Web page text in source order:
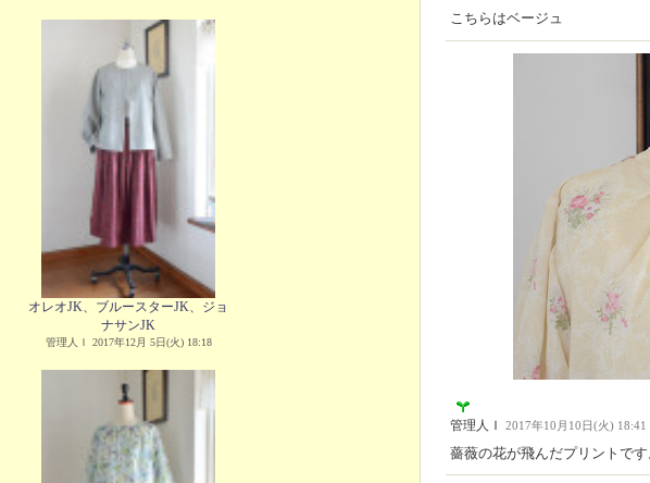
オレオJK、ブルースターJK、ジョ
ナサンJK
管理人Ｉ 2017年12月 5日(火) 18:18
こちらはベージュ
管理人Ｉ 2017年10月10日(火) 18:41
薔薇の花が飛んだプリントです